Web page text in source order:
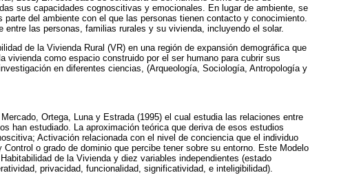
sus capacidades cognoscitivas y emocionales. En lugar de ambiente, se
del ambiente con el que las personas tienen contacto y conocimiento.
las personas, familias rurales y su vivienda, incluyendo el solar.
de la Vivienda Rural (VR) en una región de expansión demográfica que
vivienda como espacio construido por el ser humano para cubrir sus
en diferentes ciencias, (Arqueología, Sociología, Antropología y
Ortega, Luna y Estrada (1995) el cual estudia las relaciones entre
han estudiado. La aproximación teórica que deriva de esos estudios
Activación relacionada con el nivel de conciencia que el individuo
o grado de dominio que percibe tener sobre su entorno. Este Modelo
de la Vivienda y diez variables independientes (estado
privacidad, funcionalidad, significatividad, e inteligibilidad).